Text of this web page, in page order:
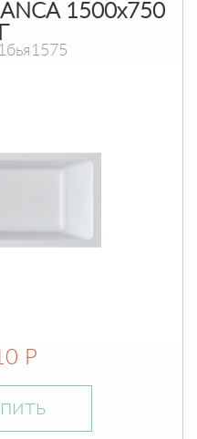
1500х750
Р